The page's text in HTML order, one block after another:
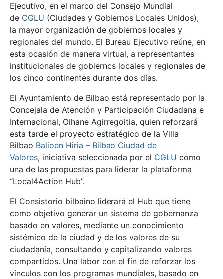
Ejecutivo, en el marco del Consejo Mundial
de CGLU (Ciudades y Gobiernos Locales Unidos),
la mayor organización de gobiernos locales y
regionales del mundo. El Bureau Ejecutivo reúne, en
esta ocasión de manera virtual, a representantes
institucionales de gobiernos locales y regionales de
los cinco continentes durante dos días.
El Ayuntamiento de Bilbao está representado por la
Concejala de Atención y Participación Ciudadana e
Internacional, Oihane Agirregoitia, quien reforzará
esta tarde el proyecto estratégico de la Villa
Bilbao Balioen Hiria – Bilbao Ciudad de
Valores, iniciativa seleccionada por el CGLU como
una de las propuestas para liderar la plataforma
“Local4Action Hub”.
El Consistorio bilbaino liderará el Hub que tiene
como objetivo generar un sistema de gobernanza
basado en valores, mediante un conocimiento
sistémico de la ciudad y de los valores de su
ciudadanía, consultando y capitalizando valores
compartidos. Una labor con el fin de reforzar los
vínculos con los programas mundiales, basado en